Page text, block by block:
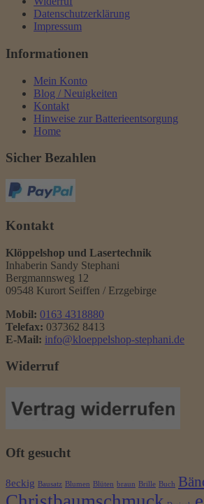
Datenschutzerklärung
Impressum
Informationen
Mein Konto
Blog / Neuigkeiten
Kontakt
Hinweise zur Batterieentsorgung
Home
Sicher Bezahlen
Kontakt
Klöppelshop und Lasertechnik
Inhaberin Sandy Stephani
Bergmannsweg 12
09548 Kurort Seiffen / Erzgebirge
Mobil: 0163 4318880
Telefax: 037362 8413
E-Mail: info@kloeppelshop-stephani.de
Widerruf
Oft gesucht
8eckig Bausatz Blumen Blüten braun Brille Buch